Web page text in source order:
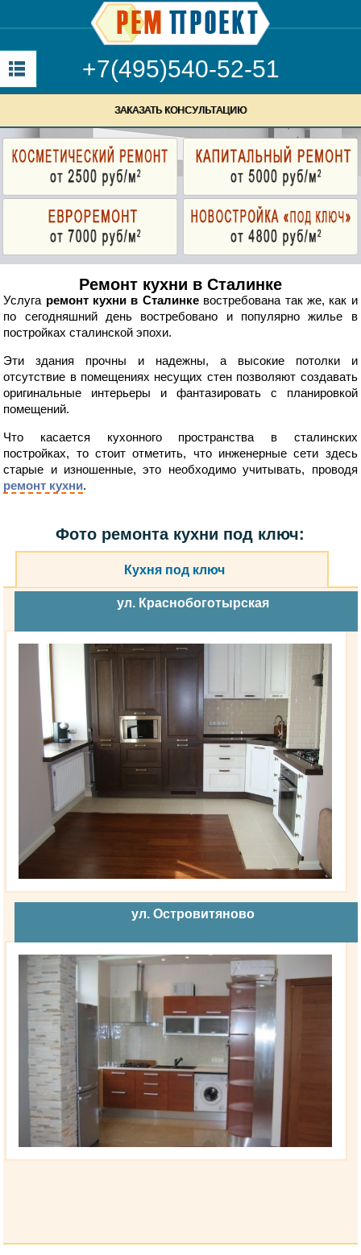
+7(495)540-52-51
ЗАКАЗАТЬ КОНСУЛЬТАЦИЮ
Ремонт кухни в Сталинке
Услуга ремонт кухни в Сталинкевостребована так же, как и
по сегодняшний день востребовано и популярно жилье в
постройках сталинской эпохи.
Эти здания прочны и надежны, а высокие потолки и
отсутствие в помещениях несущих стен позволяют создавать
оригинальные интерьеры и фантазировать с планировкой
помещений.
Что касается кухонного пространства в сталинских
постройках, то стоит отметить, что инженерные сети здесь
старые и изношенные, это необходимо учитывать, проводя
ремонт кухни.
Фото ремонта кухни под ключ:
Кухня под ключ
ул. Краснобоготырская
ул. Островитяново